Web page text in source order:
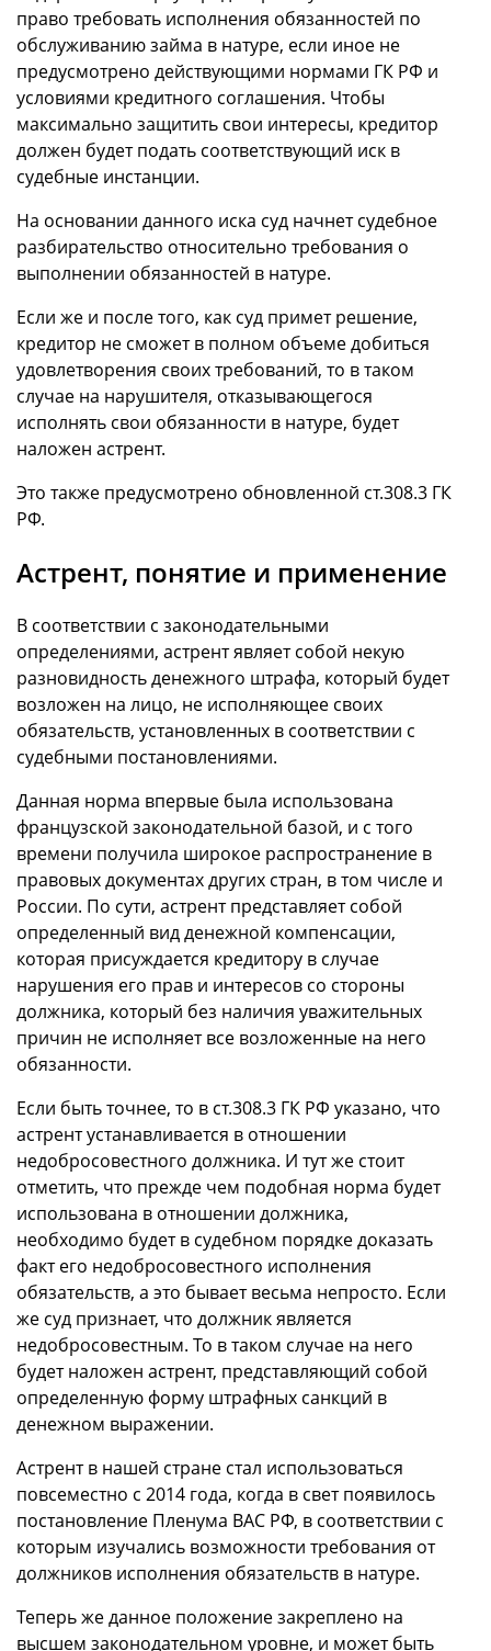
право требовать исполнения обязанностей по
обслуживанию займа в натуре, если иное не
предусмотрено действующими нормами ГК РФ и
условиями кредитного соглашения. Чтобы
максимально защитить свои интересы, кредитор
должен будет подать соответствующий иск в
судебные инстанции.
На основании данного иска суд начнет судебное
разбирательство относительно требования о
выполнении обязанностей в натуре.
Если же и после того, как суд примет решение,
кредитор не сможет в полном объеме добиться
удовлетворения своих требований, то в таком
случае на нарушителя, отказывающегося
исполнять свои обязанности в натуре, будет
наложен астрент.
Это также предусмотрено обновленной ст.308.3 ГК
РФ.
Астрент, понятие и применение
В соответствии с законодательными
определениями, астрент являет собой некую
разновидность денежного штрафа, который будет
возложен на лицо, не исполняющее своих
обязательств, установленных в соответствии с
судебными постановлениями.
Данная норма впервые была использована
французской законодательной базой, и с того
времени получила широкое распространение в
правовых документах других стран, в том числе и
России. По сути, астрент представляет собой
определенный вид денежной компенсации,
которая присуждается кредитору в случае
нарушения его прав и интересов со стороны
должника, который без наличия уважительных
причин не исполняет все возложенные на него
обязанности.
Если быть точнее, то в ст.308.3 ГК РФ указано, что
астрент устанавливается в отношении
недобросовестного должника. И тут же стоит
отметить, что прежде чем подобная норма будет
использована в отношении должника,
необходимо будет в судебном порядке доказать
факт его недобросовестного исполнения
обязательств, а это бывает весьма непросто. Если
же суд признает, что должник является
недобросовестным. То в таком случае на него
будет наложен астрент, представляющий собой
определенную форму штрафных санкций в
денежном выражении.
Астрент в нашей стране стал использоваться
повсеместно с 2014 года, когда в свет появилось
постановление Пленума ВАС РФ, в соответствии с
которым изучались возможности требования от
должников исполнения обязательств в натуре.
Теперь же данное положение закреплено на
высшем законодательном уровне, и может быть